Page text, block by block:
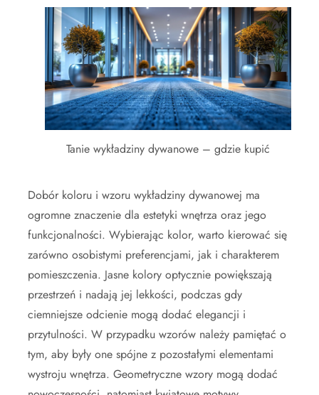
Tanie wykładziny dywanowe – gdzie kupić
Dobór koloru i wzoru wykładziny dywanowej ma
ogromne znaczenie dla estetyki wnętrza oraz jego
funkcjonalności. Wybierając kolor, warto kierować się
zarówno osobistymi preferencjami, jak i charakterem
pomieszczenia. Jasne kolory optycznie powiększają
przestrzeń i nadają jej lekkości, podczas gdy
ciemniejsze odcienie mogą dodać elegancji i
przytulności. W przypadku wzorów należy pamiętać o
tym, aby były one spójne z pozostałymi elementami
wystroju wnętrza. Geometryczne wzory mogą dodać